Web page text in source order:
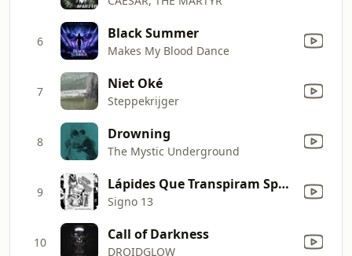
6 Black Summer
Makes My Blood Dance
7 Niet Oké
Steppekrijger
8 Drowning
The Mystic Underground
9 Lápides Que Transpiram Spoilers
Signo 13
10 Call of Darkness
DROIDGLOW